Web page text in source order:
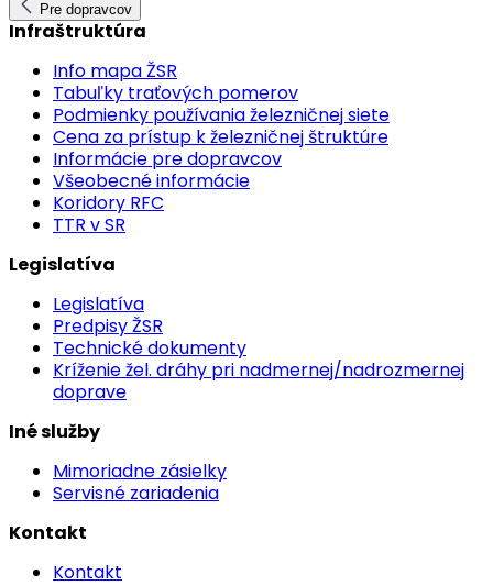
Pre dopravcov
Infraštruktúra
Info mapa ŽSR
Tabuľky traťových pomerov
Podmienky používania železničnej siete
Cena za prístup k železničnej štruktúre
Informácie pre dopravcov
Všeobecné informácie
Koridory RFC
TTR v SR
Legislatíva
Legislatíva
Predpisy ŽSR
Technické dokumenty
Kríženie žel. dráhy pri nadmernej/nadrozmernej
doprave
Iné služby
Mimoriadne zásielky
Servisné zariadenia
Kontakt
Kontakt